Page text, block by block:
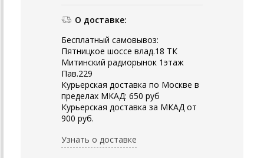
О доставке:
Бесплатный самовывоз:
Пятницкое шоссе влад.18 ТК
Митинский радиорынок 1этаж
Пав.229
Курьерская доставка по Москве в
пределах МКАД: 650 руб
Курьерская доставка за МКАД от
900 руб.
Узнать о доставке